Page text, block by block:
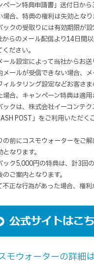
ペーン特典申請書」送付日か
場合、特典の権利は失効となり
ックの受取りには有効期限が
からのメール配信より14日間
ださい。
ール設定によって当社からお
メールが受信できない場合、
ィルタリング設定などお客さ
合、キャンペーン特典は適用
ックは、株式会社イーコンテ
POST」をご利用いただく
の前にコスモウォーターをご
なります。
ック5,000円の特典は、計3回
ご案内となります。
正な行為があった場合、権利
モウォーターの詳細